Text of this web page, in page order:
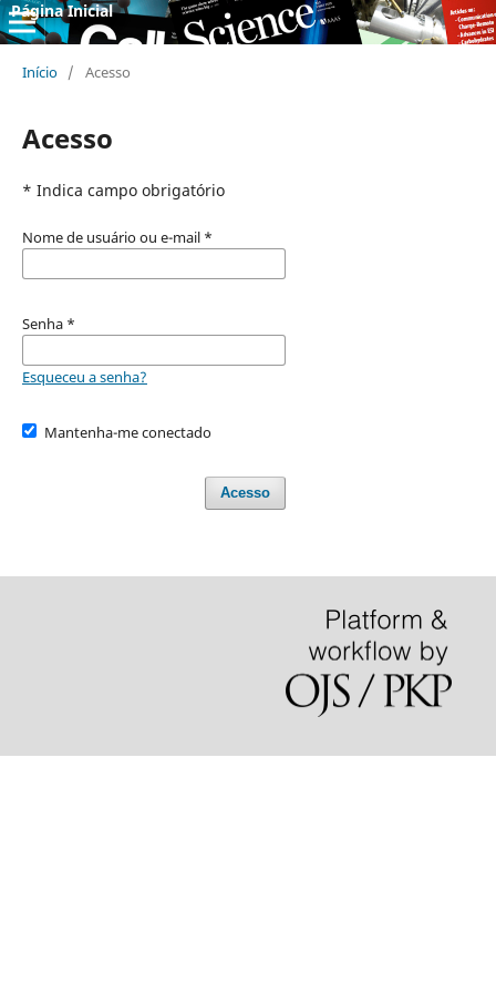
Página Inicial
Início / Acesso
Acesso
* Indica campo obrigatório
Nome de usuário ou e-mail *
Senha *
Esqueceu a senha?
Mantenha-me conectado
Acesso